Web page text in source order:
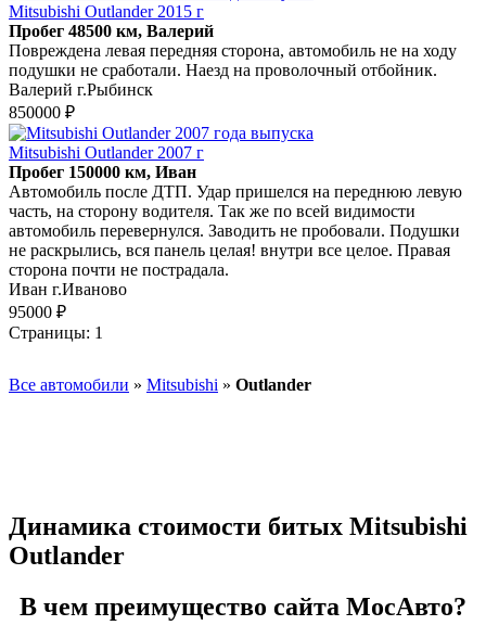
Mitsubishi Outlander 2015 г
Пробег 48500 км, Валерий
Повреждена левая передняя сторона, автомобиль не на ходу
подушки не сработали. Наезд на проволочный отбойник.
Валерий г.Рыбинск
850000 ₽
Mitsubishi Outlander 2007 г
Пробег 150000 км, Иван
Автомобиль после ДТП. Удар пришелся на переднюю левую
часть, на сторону водителя. Так же по всей видимости
автомобиль перевернулся. Заводить не пробовали. Подушки
не раскрылись, вся панель целая! внутри все целое. Правая
сторона почти не пострадала.
Иван г.Иваново
95000 ₽
Страницы: 1
Все автомобили » Mitsubishi » Outlander
Динамика стоимости битых Mitsubishi
Outlander
В чем преимущество сайта МосАвто?